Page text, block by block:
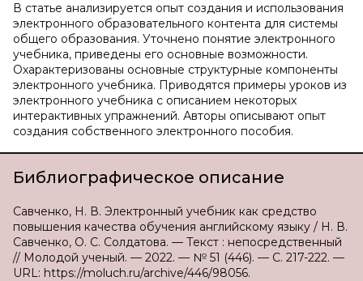
В статье анализируется опыт создания и использования
электронного образовательного контента для системы
общего образования. Уточнено понятие электронного
учебника, приведены его основные возможности.
Охарактеризованы основные структурные компоненты
электронного учебника. Приводятся примеры уроков из
электронного учебника с описанием некоторых
интерактивных упражнений. Авторы описывают опыт
создания собственного электронного пособия.
Библиографическое описание
Савченко, Н. В. Электронный учебник как средство
повышения качества обучения английскому языку / Н. В.
Савченко, О. С. Солдатова. — Текст : непосредственный
// Молодой ученый. — 2022. — № 51 (446). — С. 217-222. —
URL: https://moluch.ru/archive/446/98056.